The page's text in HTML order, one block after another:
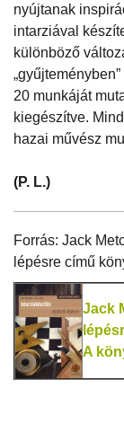
nyújtanak
intarziával
különböző
20 munkáját
kiegészítve.
hazai művész
(P. L.)
Forrás: Jack
lépésre című
Jack
A